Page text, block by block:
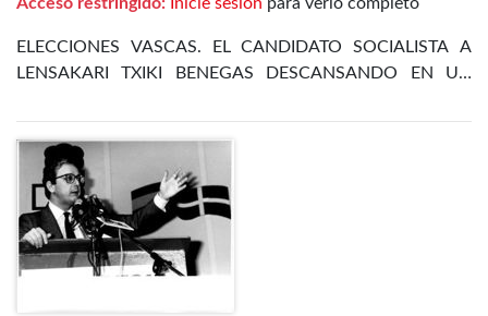
Acceso restringido: Inicie sesión para verlo completo
ELECCIONES VASCAS. EL CANDIDATO SOCIALISTA A
LENSAKARI TXIKI BENEGAS DESCANSANDO EN UN